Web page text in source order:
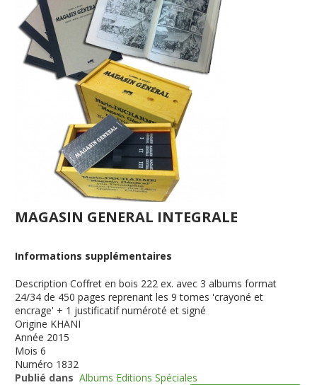
MAGASIN GENERAL INTEGRALE
Informations supplémentaires
Description Coffret en bois 222 ex. avec 3 albums format
24/34 de 450 pages reprenant les 9 tomes 'crayoné et
encrage' + 1 justificatif numéroté et signé
Origine KHANI
Année 2015
Mois 6
Numéro 1832
Publié dans Albums Editions Spéciales